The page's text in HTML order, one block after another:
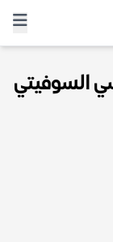
السوفيتي